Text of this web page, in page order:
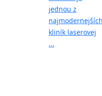
jednou z
najmodernejších
kliník laserovej
...